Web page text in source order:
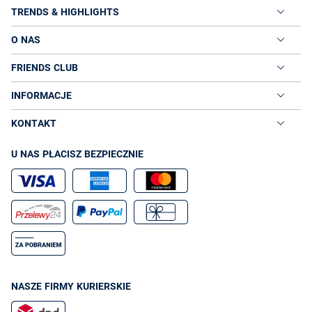
TRENDS & HIGHLIGHTS
O NAS
FRIENDS CLUB
INFORMACJE
KONTAKT
U NAS PŁACISZ BEZPIECZNIE
NASZE FIRMY KURIERSKIE